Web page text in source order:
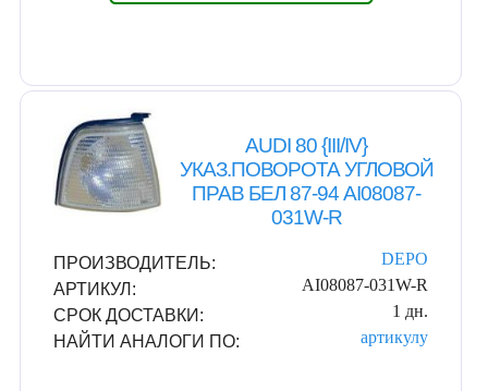
AUDI 80 {III/IV}
УКАЗ.ПОВОРОТА УГЛОВОЙ
ПРАВ БЕЛ 87-94 AI08087-
031W-R
ПРОИЗВОДИТЕЛЬ:
DEPO
АРТИКУЛ:
AI08087-031W-R
СРОК ДОСТАВКИ:
1 дн.
НАЙТИ АНАЛОГИ ПО:
артикулу